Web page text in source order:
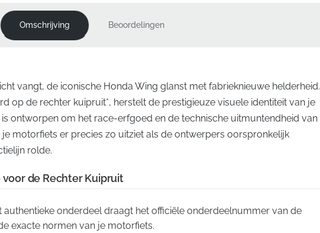
Omschrijving Beoordelingen
vangt, de iconische Honda Wing glanst met fabrieknieuwe helderheid.
op de rechter kuipruit*, herstelt de prestigieuze visuele identiteit van je
ontworpen om het race-erfgoed en de technische uitmuntendheid van
motorfiets er precies zo uitziet als de ontwerpers oorspronkelijk
rolde.
de Rechter Kuipruit
authentieke onderdeel draagt het officiële onderdeelnummer van de
exacte normen van je motorfiets.